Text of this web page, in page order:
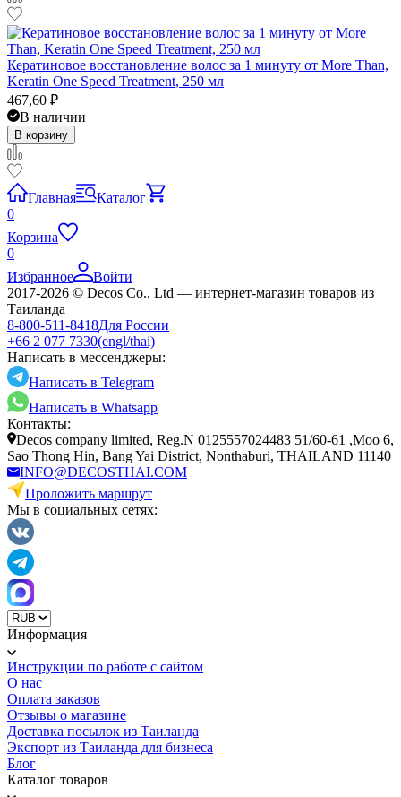
Кератиновое восстановление волос за 1 минуту от More Than,
Keratin One Speed Treatment, 250 мл
467,60 ₽
В наличии
В корзину
Главная
Каталог
0
Корзина
0
Избранное
Войти
2017-2026 © Decos Co., Ltd — интернет-магазин товаров из
Таиланда
8-800-511-8418Для России
+66 2 077 7330(engl/thai)
Написать в мессенджеры:
Написать в Telegram
Написать в Whatsapp
Контакты:
Decos company limited, Reg.N 0125557024483 51/60-61 ,Moo 6,
Sao Thong Hin, Bang Yai District, Nonthaburi, THAILAND 11140
INFO@DECOSTHAI.COM
Проложить маршрут
Мы в социальных сетях:
Информация
Инструкции по работе с сайтом
О нас
Оплата заказов
Отзывы о магазине
Доставка посылок из Таиланда
Экспорт из Таиланда для бизнеса
Блог
Каталог товаров